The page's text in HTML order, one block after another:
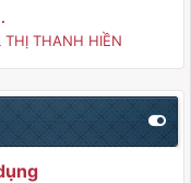
THỊ THANH HIỀN